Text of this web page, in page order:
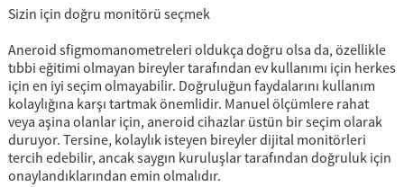
Sizin için doğru monitörü seçmek
Aneroid sfigmomanometreleri oldukça doğru olsa da, özellikle
tıbbi eğitimi olmayan bireyler tarafından ev kullanımı için herkes
için en iyi seçim olmayabilir. Doğruluğun faydalarını kullanım
kolaylığına karşı tartmak önemlidir. Manuel ölçümlere rahat
veya aşina olanlar için, aneroid cihazlar üstün bir seçim olarak
duruyor. Tersine, kolaylık isteyen bireyler dijital monitörleri
tercih edebilir, ancak saygın kuruluşlar tarafından doğruluk için
onaylandıklarından emin olmalıdır.